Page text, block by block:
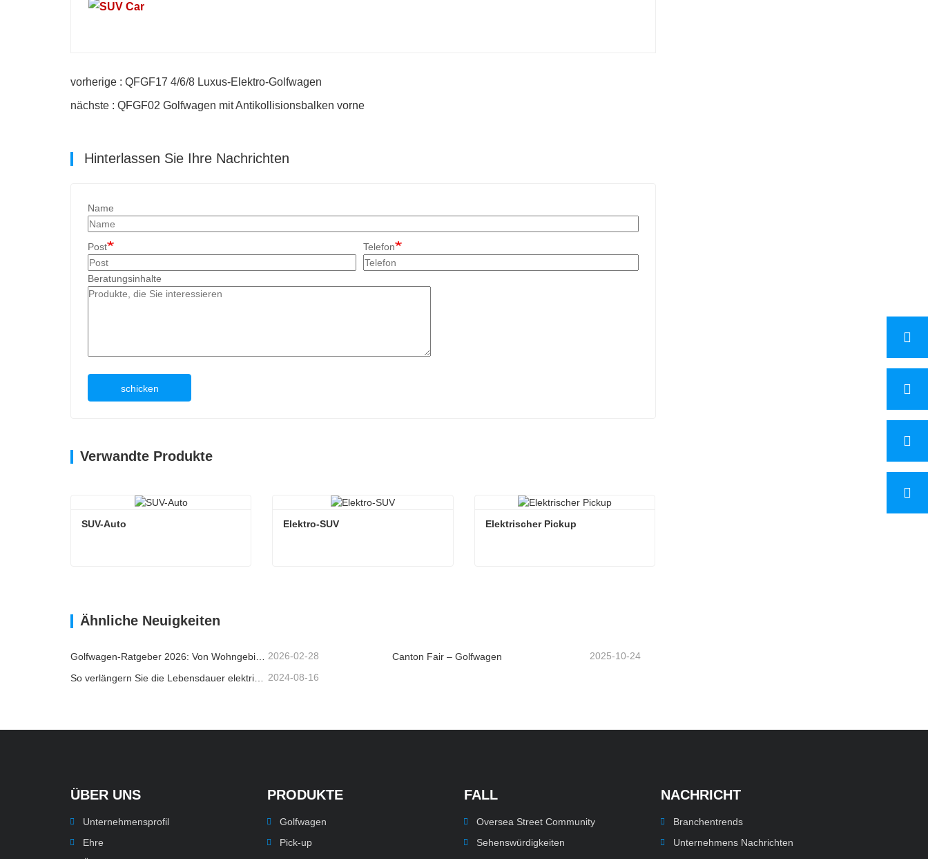
vorherige : QFGF17 4/6/8 Luxus-Elektro-Golfwagen
nächste : QFGF02 Golfwagen mit Antikollisionsbalken vorne
Hinterlassen Sie Ihre Nachrichten
Name
Post Telefon
Beratungsinhalte
schicken
Verwandte Produkte
SUV-Auto Elektro-SUV Elektrischer Pickup
Ähnliche Neuigkeiten
2026-02-28 Canton Fair – Golfwagen 2025-10-24
So verlängern Sie die Lebensdauer elektrischer Golfwagen 2024-08-16
ÜBER UNS
Unternehmensprofil
Ehre
PRODUKTE
Golfwagen
Pick-up
FALL
Oversea Street Community
Sehenswürdigkeiten
NACHRICHT
Branchentrends
Unternehmens Nachrichten